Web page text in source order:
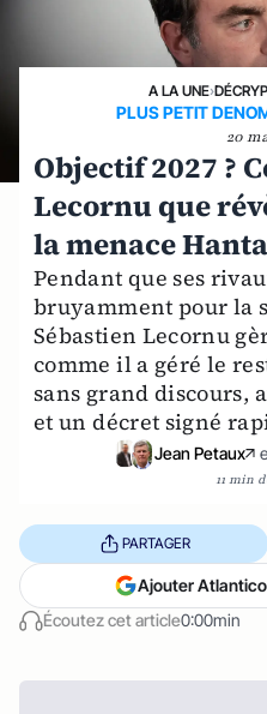
A LA UNE›
PLUS PETIT
20
Objectif 2027 ?
Lecornu que
la menace
Pendant que ses
bruyamment pour la
Sébastien Lecornu
comme il a géré le
sans grand discours,
et un décret signé
Jean Petaux
11 min
Écoutez cet article0:00min
PARTAGER
Ajouter